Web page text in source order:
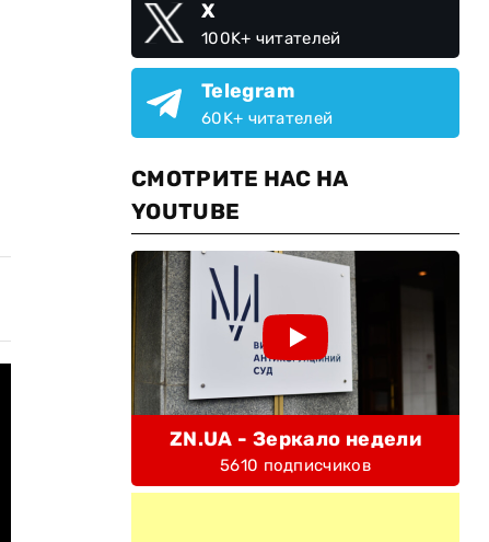
X
100K+ читателей
Telegram
60K+ читателей
СМОТРИТЕ НАС НА
YOUTUBE
ZN.UA - Зеркало недели
5610 подписчиков